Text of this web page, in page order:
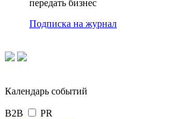
передать бизнес
Подписка на журнал
Календарь событий
B2B PR